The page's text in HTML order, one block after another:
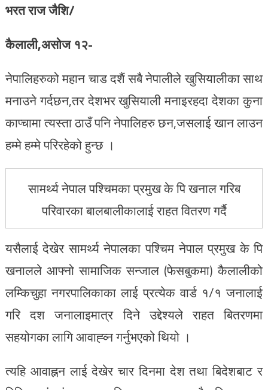
भरत राज जैशि/
कैलाली,असोज १२-
नेपालिहरुको महान चाड दशैं सबै नेपालीले खुसियालीका साथ
मनाउने गर्दछन,तर देशभर खुसियाली मनाइरहदा देशका कुना
काप्चामा त्यस्ता ठाउँ पनि नेपालिहरु छन,जसलाई खान लाउन
हम्मे हम्मे परिरहेको हुन्छ ।
सामर्थ्य नेपाल पश्चिमका प्रमुख के पि खनाल गरिब
परिवारका बालबालीकालाई राहत वितरण गर्दै
यसैलाई देखेर सामर्थ्य नेपालका पश्चिम नेपाल प्रमुख के पि
खनालले आफ्नो सामाजिक सन्जाल (फेसबुकमा) कैलालीको
लम्किचुहा नगरपालिकाका लाई प्रत्येक वार्ड १/१ जनालाई
गरि दश जनालाइमात्र दिने उद्देश्यले राहत बितरणमा
सहयोगका लागि आवाह्व्न गर्नुभएको थियो ।
त्यहि आवाह्नन लाई देखेर चार दिनमा देश तथा बिदेशबाट र